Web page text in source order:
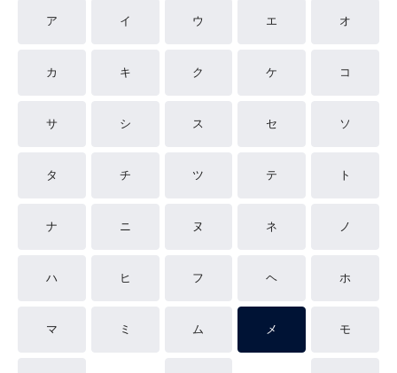
ア イ ウ エ オ
カ キ ク ケ コ
サ シ ス セ ソ
タ チ ツ テ ト
ナ ニ ヌ ネ ノ
ハ ヒ フ ヘ ホ
マ ミ ム メ モ